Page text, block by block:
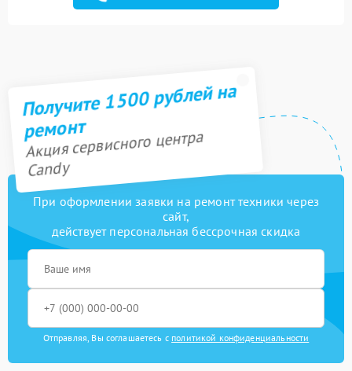
Получите 1500 рублей на
ремонт
Акция сервисного центра
Candy
При оформлении заявки на ремонт техники через
сайт,
действует персональная бессрочная скидка
Отправляя, Вы соглашаетесь с политикой конфиденциальности